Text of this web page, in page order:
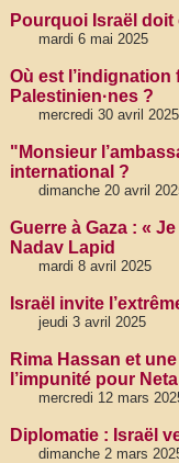
Pourquoi Israël doit
mardi 6 mai 2025
Où est
Palestinien·nes ?
mercredi 30 avril 2025
"Monsieur
international ?
dimanche 20 avril
Guerre à Gaza : «
Nadav Lapid
mardi 8 avril 2025
Israël invite
jeudi 3 avril 2025
Rima Hassan et
l’impunité pour
mercredi 12 mars
Diplomatie : Israël
dimanche 2 mars